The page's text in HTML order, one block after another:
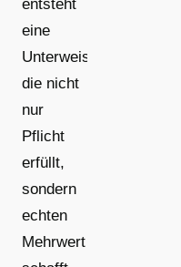
entsteht
eine
Unterweisung,
die nicht
nur
Pflicht
erfüllt,
sondern
echten
Mehrwert